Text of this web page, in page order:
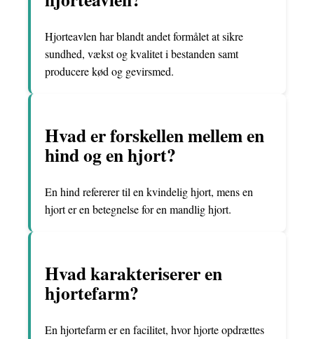
Hjorteavlen har blandt andet formålet at sikre
sundhed, vækst og kvalitet i bestanden samt
producere kød og gevirsmed.
Hvad er forskellen mellem en
hind og en hjort?
En hind refererer til en kvindelig hjort, mens en
hjort er en betegnelse for en mandlig hjort.
Hvad karakteriserer en
hjortefarm?
En hjortefarm er en facilitet, hvor hjorte opdrættes